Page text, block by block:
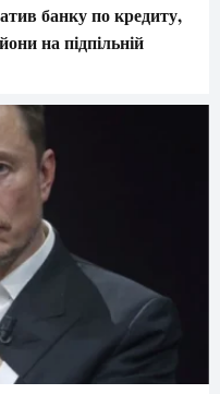
банку по кредиту,
на підпільній